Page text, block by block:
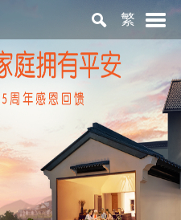
繁
關於平安
投資者關係
ESG